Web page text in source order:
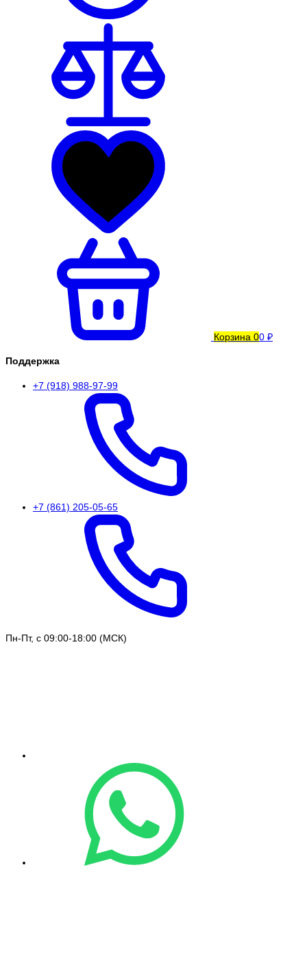
Корзина 00 ₽
Поддержка
+7 (918) 988-97-99
+7 (861) 205-05-65
Пн-Пт, с 09:00-18:00 (МСК)